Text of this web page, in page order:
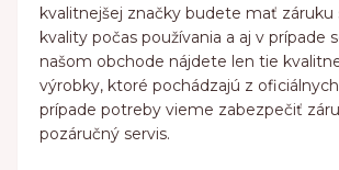
kvalitnejšej značky budete mať záruku
kvality počas používania a aj v prípade
našom obchode nájdete len tie
výrobky, ktoré pochádzajú z
prípade potreby vieme zabezpečiť
pozáručný servis.